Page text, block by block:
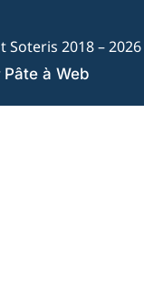
2018 –
Pâte à Web